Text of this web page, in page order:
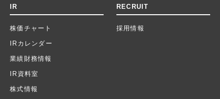
IR
株価チャート
IRカレンダー
業績財務情報
IR資料室
株式情報
RECRUIT
採用情報